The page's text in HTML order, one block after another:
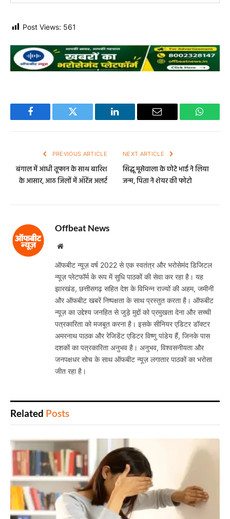
Post Views: 561
Facebook Twitter LinkedIn Email
PREVIOUS ARTICLE
बंगाल में आंधी तूफान के साथ बारिश
के आसार, आठ जिलों में ऑरेंज अलर्ट
NEXT ARTICLE
सिद्धू मूसेवाला के छोटे भाई ने लिया
जन्म, पिता ने शेयर की फोटो
Offbeat News
Website
ऑफबीट न्यूज़ वर्ष 2022 से एक स्वतंत्र और भरोसेमंद डिजिटल
न्यूज़ प्लेटफॉर्म के रूप में सुधि पाठकों की सेवा कर रहा है। यह
झारखंड, छत्तीसगढ़ सहित देश के विभिन्न राज्यों की अहम, जमीनी
और ऑफबीट खबरें निष्पक्षता के साथ प्रस्तुत करता है। ऑफबीट
न्यूज़ का उद्देश्य जनहित से जुड़े मुद्दों को प्रमुखता देना और सच्ची
पत्रकारिता को मजबूत करना है। इसके सीनियर एडिटर डॉक्टर
अमरनाथ पाठक और रेजिडेंट एडिटर विष्णु पांडेय हैं, जिनके पास
दशकों का पत्रकारिता अनुभव है। अनुभव, विश्वसनीयता और
जनपक्षधर सोच के साथ ऑफबीट न्यूज़ लगातार पाठकों का भरोसा
जीत रहा है।
Related Posts